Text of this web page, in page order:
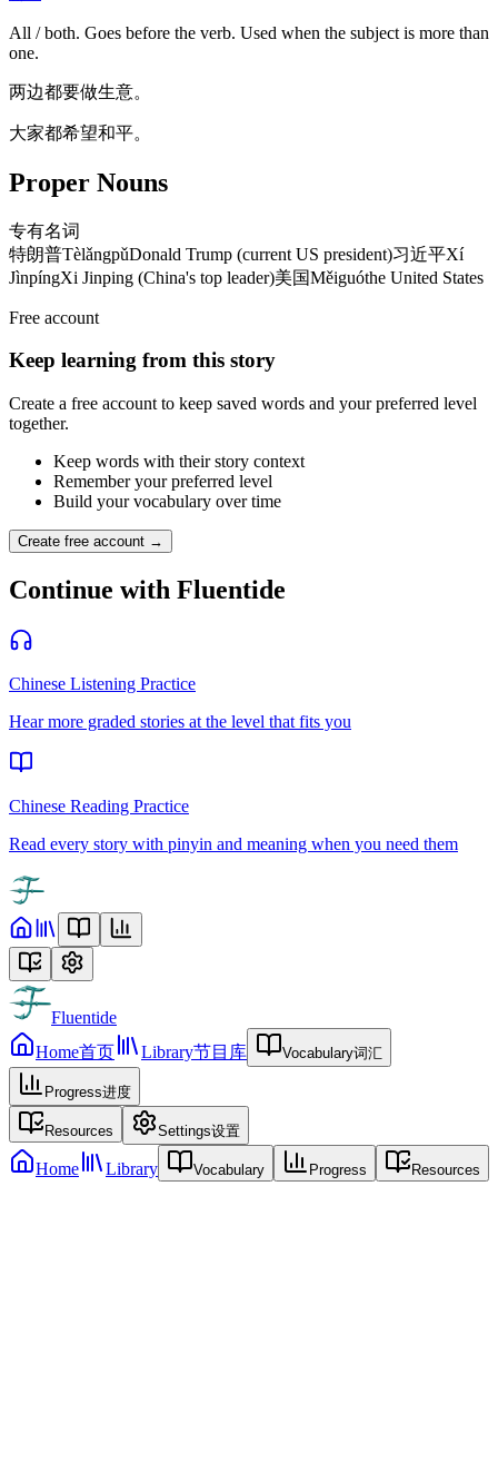
All / both. Goes before the verb. Used when the subject is more than
one.
两边都要做生意。
大家都希望和平。
Proper Nouns
专有名词
特朗普TèlǎngpǔDonald Trump (current US president)习近平Xí
JìnpíngXi Jinping (China's top leader)美国Měiguóthe United States
Free account
Keep learning from this story
Create a free account to keep saved words and your preferred level
together.
Keep words with their story context
Remember your preferred level
Build your vocabulary over time
Create free account →
Continue with Fluentide
Chinese Listening Practice
Hear more graded stories at the level that fits you
Chinese Reading Practice
Read every story with pinyin and meaning when you need them
Fluentide
Home首页 Library节目库 Vocabulary词汇
Progress进度
Resources Settings设置
Home Library Vocabulary Progress Resources